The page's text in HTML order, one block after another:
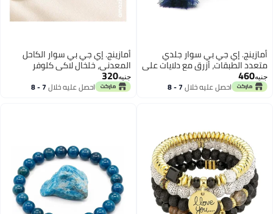
أمازينج. إي جي بي سوار جلدي
متعدد الطبقات، أزرق مع دلايات على
شكل قلب ذهبي وشرابة، سوار
معصم للجنسين بطول 23 سم
جنيه460
احصل عليه خلال 7 - 8
أمازينج. إي جي بي سوار الكاحل
المعدني، خلخال لاكي كلوفر
للسيدات، تصميم فريد وأنيق ذهبي
اللون، تصميم أربع أوراق البرسيم
جنيه320
احصل عليه خلال 7 - 8